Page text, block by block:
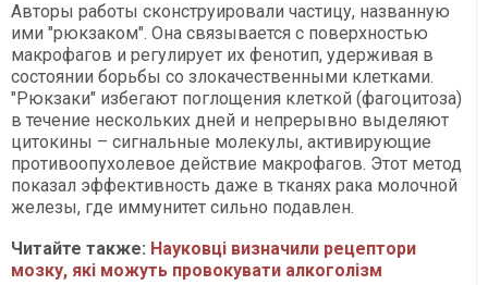
Авторы работы сконструировали частицу, названную
ими "рюкзаком". Она связывается с поверхностью
макрофагов и регулирует их фенотип, удерживая в
состоянии борьбы со злокачественными клетками.
"Рюкзаки" избегают поглощения клеткой (фагоцитоза)
в течение нескольких дней и непрерывно выделяют
цитокины – сигнальные молекулы, активирующие
противоопухолевое действие макрофагов. Этот метод
показал эффективность даже в тканях рака молочной
железы, где иммунитет сильно подавлен.
Читайте также: Науковці визначили рецептори
мозку, які можуть провокувати алкоголізм